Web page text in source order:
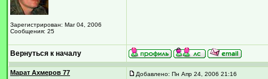
Зарегистрирован: Mar 04, 2006
Сообщения: 25
Вернуться к началу
Марат Ахмеров 77 Добавлено: Пн Апр 24, 2006 21:16